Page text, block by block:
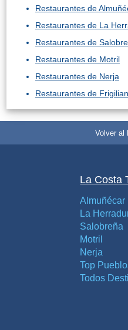
Restaurantes de
Restaurantes de La
Restaurantes de
Restaurantes de Motril
Restaurantes de Nerja
Restaurantes de
Volver
La Costa
Almuñécar
La
Salobreña
Motril
Nerja
Top
Todos